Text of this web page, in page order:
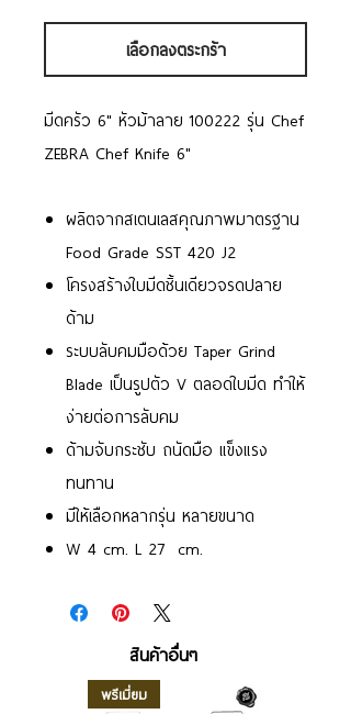
เลือกลงตระกร้า
มีดครัว 6" หัวม้าลาย 100222 รุ่น Chef
ZEBRA Chef Knife 6"
ผลิตจากสเตนเลสคุณภาพมาตรฐาน
Food Grade SST 420 J2
โครงสร้างใบมีดชิ้นเดียวจรดปลาย
ด้าม
ระบบลับคมมือด้วย Taper Grind
Blade เป็นรูปตัว V ตลอดใบมีด ทำให้
ง่ายต่อการลับคม
ด้ามจับกระชับ ถนัดมือ แข็งแรง
ทนทาน
มีให้เลือกหลากรุ่น หลายขนาด
W 4 cm. L 27 cm.
สินค้าอื่นๆ
พรีเมี่ยม